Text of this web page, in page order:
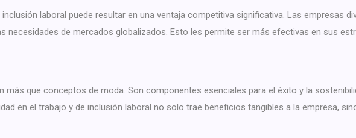
laboral puede resultar en una ventaja competitiva significativa. Las empresas
necesidades de mercados globalizados. Esto les permite ser más efectivas en sus
más que conceptos de moda. Son componentes esenciales para el éxito y la
en el trabajo y de inclusión laboral no solo trae beneficios tangibles a la empresa,